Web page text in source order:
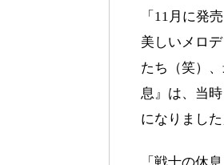
「11月に発
美しいメロ
たち（笑）
息』は、当
になりました